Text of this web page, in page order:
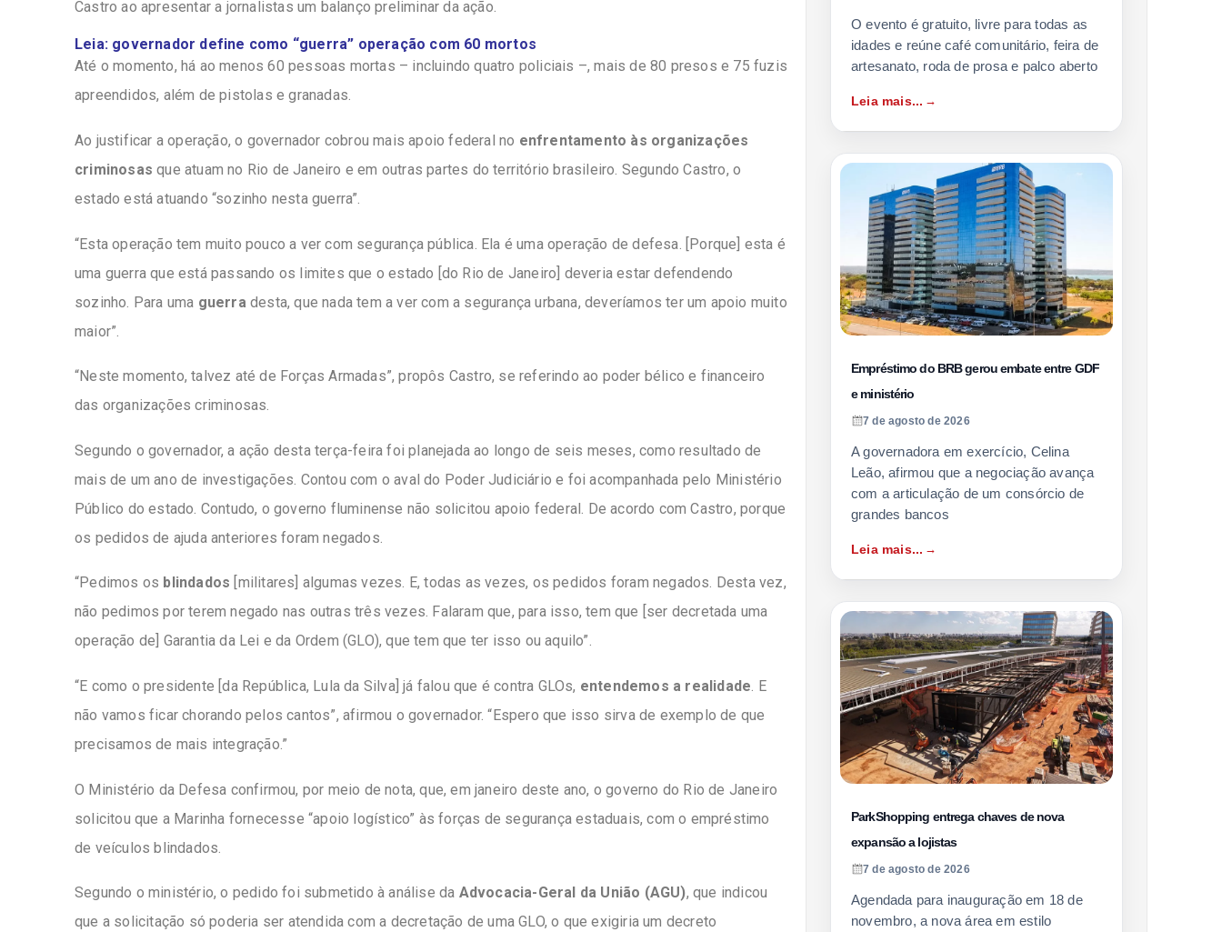
Castro ao apresentar a jornalistas um balanço preliminar da ação.
Leia: governador define como “guerra” operação com 60 mortos
Até o momento, há ao menos 60 pessoas mortas – incluindo quatro policiais –, mais de 80 presos e 75 fuzis
apreendidos, além de pistolas e granadas.
Ao justificar a operação, o governador cobrou mais apoio federal no enfrentamento às organizações
criminosas que atuam no Rio de Janeiro e em outras partes do território brasileiro. Segundo Castro, o
estado está atuando “sozinho nesta guerra”.
“Esta operação tem muito pouco a ver com segurança pública. Ela é uma operação de defesa. [Porque] esta é
uma guerra que está passando os limites que o estado [do Rio de Janeiro] deveria estar defendendo
sozinho. Para uma guerra desta, que nada tem a ver com a segurança urbana, deveríamos ter um apoio muito
maior”.
“Neste momento, talvez até de Forças Armadas”, propôs Castro, se referindo ao poder bélico e financeiro
das organizações criminosas.
Segundo o governador, a ação desta terça-feira foi planejada ao longo de seis meses, como resultado de
mais de um ano de investigações. Contou com o aval do Poder Judiciário e foi acompanhada pelo Ministério
Público do estado. Contudo, o governo fluminense não solicitou apoio federal. De acordo com Castro, porque
os pedidos de ajuda anteriores foram negados.
“Pedimos os blindados [militares] algumas vezes. E, todas as vezes, os pedidos foram negados. Desta vez,
não pedimos por terem negado nas outras três vezes. Falaram que, para isso, tem que [ser decretada uma
operação de] Garantia da Lei e da Ordem (GLO), que tem que ter isso ou aquilo”.
“E como o presidente [da República, Lula da Silva] já falou que é contra GLOs, entendemos a realidade. E
não vamos ficar chorando pelos cantos”, afirmou o governador. “Espero que isso sirva de exemplo de que
precisamos de mais integração.”
O Ministério da Defesa confirmou, por meio de nota, que, em janeiro deste ano, o governo do Rio de Janeiro
solicitou que a Marinha fornecesse “apoio logístico” às forças de segurança estaduais, com o empréstimo
de veículos blindados.
Segundo o ministério, o pedido foi submetido à análise da Advocacia-Geral da União (AGU), que indicou
que a solicitação só poderia ser atendida com a decretação de uma GLO, o que exigiria um decreto
O evento é gratuito, livre para todas as
idades e reúne café comunitário, feira de
artesanato, roda de prosa e palco aberto
Leia mais...
Empréstimo do BRB gerou embate entre GDF
e ministério
7 de agosto de 2026
A governadora em exercício, Celina
Leão, afirmou que a negociação avança
com a articulação de um consórcio de
grandes bancos
Leia mais...
ParkShopping entrega chaves de nova
expansão a lojistas
7 de agosto de 2026
Agendada para inauguração em 18 de
novembro, a nova área em estilo